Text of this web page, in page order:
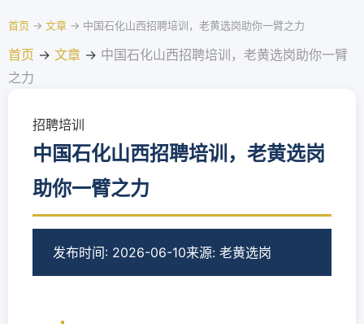
首页 → 文章 → 中国石化山西招聘培训，老黄选岗助你一臂之力
首页 → 文章 → 中国石化山西招聘培训，老黄选岗助你一臂
之力
招聘培训
中国石化山西招聘培训，老黄选岗
助你一臂之力
发布时间: 2026-06-10来源: 老黄选岗